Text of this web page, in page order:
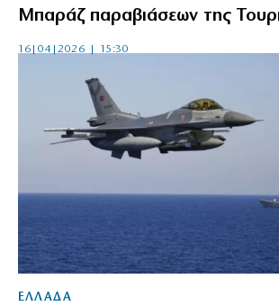
Μπαράζ παραβιάσεων της
16|04|2026 | 15:30
ΕΛΛΑΔΑ